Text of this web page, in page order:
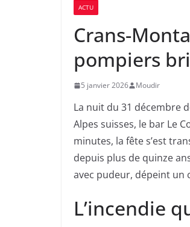
ACTU
Crans-
pompiers
5 janvier 2026 Moudir
La nuit du 31 décembre
Alpes suisses, le bar Le
minutes, la fête s’est
depuis plus de quinze
avec pudeur, dépeint un
L’incendie